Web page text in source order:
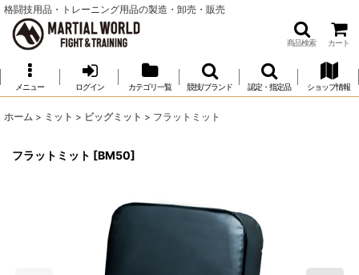
格闘技用品・トレーニング用品の製造・卸売・販売
商品検索 カート
メニュー ログイン カテゴリ一覧 競技/ブランド 認定・指定品 ショップ情報
ホーム > ミット > ビッグミット > フラットミット
フラットミット [BM50]